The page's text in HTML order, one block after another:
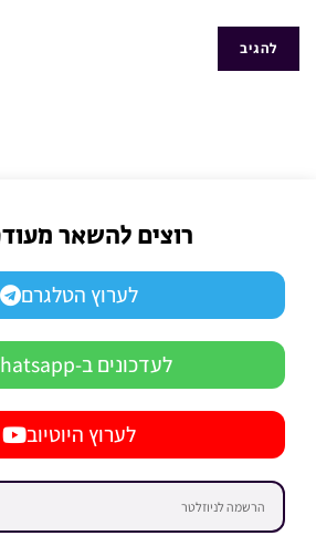
רוצים להשאר
לערוץ הטלגרם
לעדכונים ב-Whatsapp
לערוץ היוטיוב